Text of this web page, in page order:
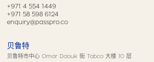
+971 4 554 1449
+971 58 598 6124
enquiry@passpro.co
贝鲁特
贝鲁特市中心 Omar Daouk 街 Tabco 大楼 10 层